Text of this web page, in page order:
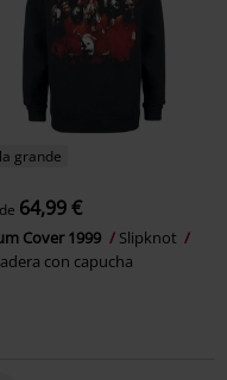
grande
64,99 €
Cover 1999
Slipknot
con capucha